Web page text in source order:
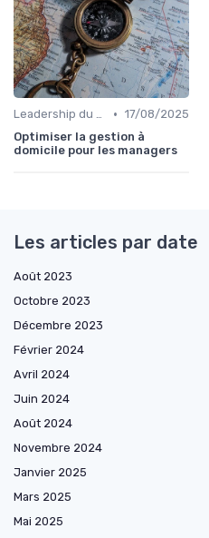
Leadership du directeur commercial • 17/08/2025
Optimiser la gestion à
domicile pour les managers
Les articles par date
Août 2023
Octobre 2023
Décembre 2023
Février 2024
Avril 2024
Juin 2024
Août 2024
Novembre 2024
Janvier 2025
Mars 2025
Mai 2025